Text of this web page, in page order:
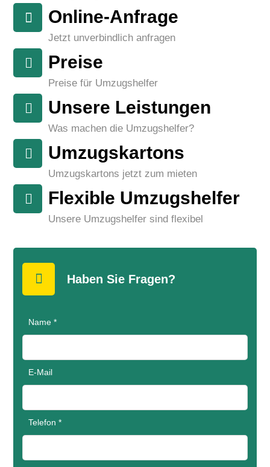
Online-Anfrage
Jetzt unverbindlich anfragen
Preise
Preise für Umzugshelfer
Unsere Leistungen
Was machen die Umzugshelfer?
Umzugskartons
Umzugskartons jetzt zum mieten
Flexible Umzugshelfer
Unsere Umzugshelfer sind flexibel
Haben Sie Fragen?
Name *
E-Mail
Telefon *